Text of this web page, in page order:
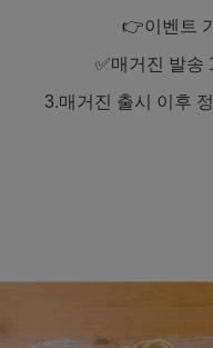
👉이벤트
✅매거진 발송
3.매거진 출시 이후